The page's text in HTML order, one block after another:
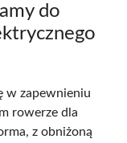
do
w zapewnieniu
rowerze dla
z obniżoną